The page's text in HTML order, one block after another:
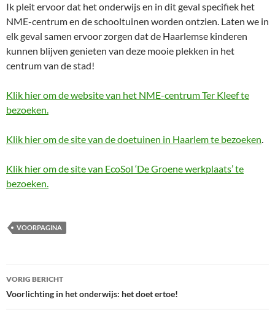
Ik pleit ervoor dat het onderwijs en in dit geval specifiek het
NME-centrum en de schooltuinen worden ontzien. Laten we in
elk geval samen ervoor zorgen dat de Haarlemse kinderen
kunnen blijven genieten van deze mooie plekken in het
centrum van de stad!
Klik hier om de website van het NME-centrum Ter Kleef te
bezoeken.
Klik hier om de site van de doetuinen in Haarlem te bezoeken.
Klik hier om de site van EcoSol ‘De Groene werkplaats’ te
bezoeken.
VOORPAGINA
Bericht
navigatie
VORIG BERICHT
Voorlichting in het onderwijs: het doet ertoe!